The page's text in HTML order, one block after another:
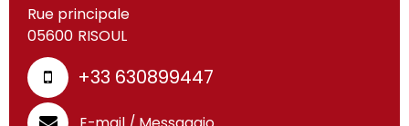
Rue principale
05600 RISOUL
+33 630899447